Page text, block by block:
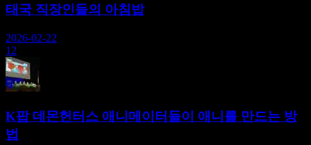
태국 직장인들의 아침밥
2026-02-22
12
K팝 데몬헌터스 애니메이터들이 애니를 만드는 방
법